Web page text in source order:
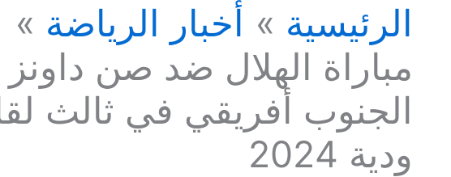
الرئيسية
أخبار الرياضة
مباراة الهلال ضد صن داونز
الجنوب أفريقي في ثالث
ودية 2024